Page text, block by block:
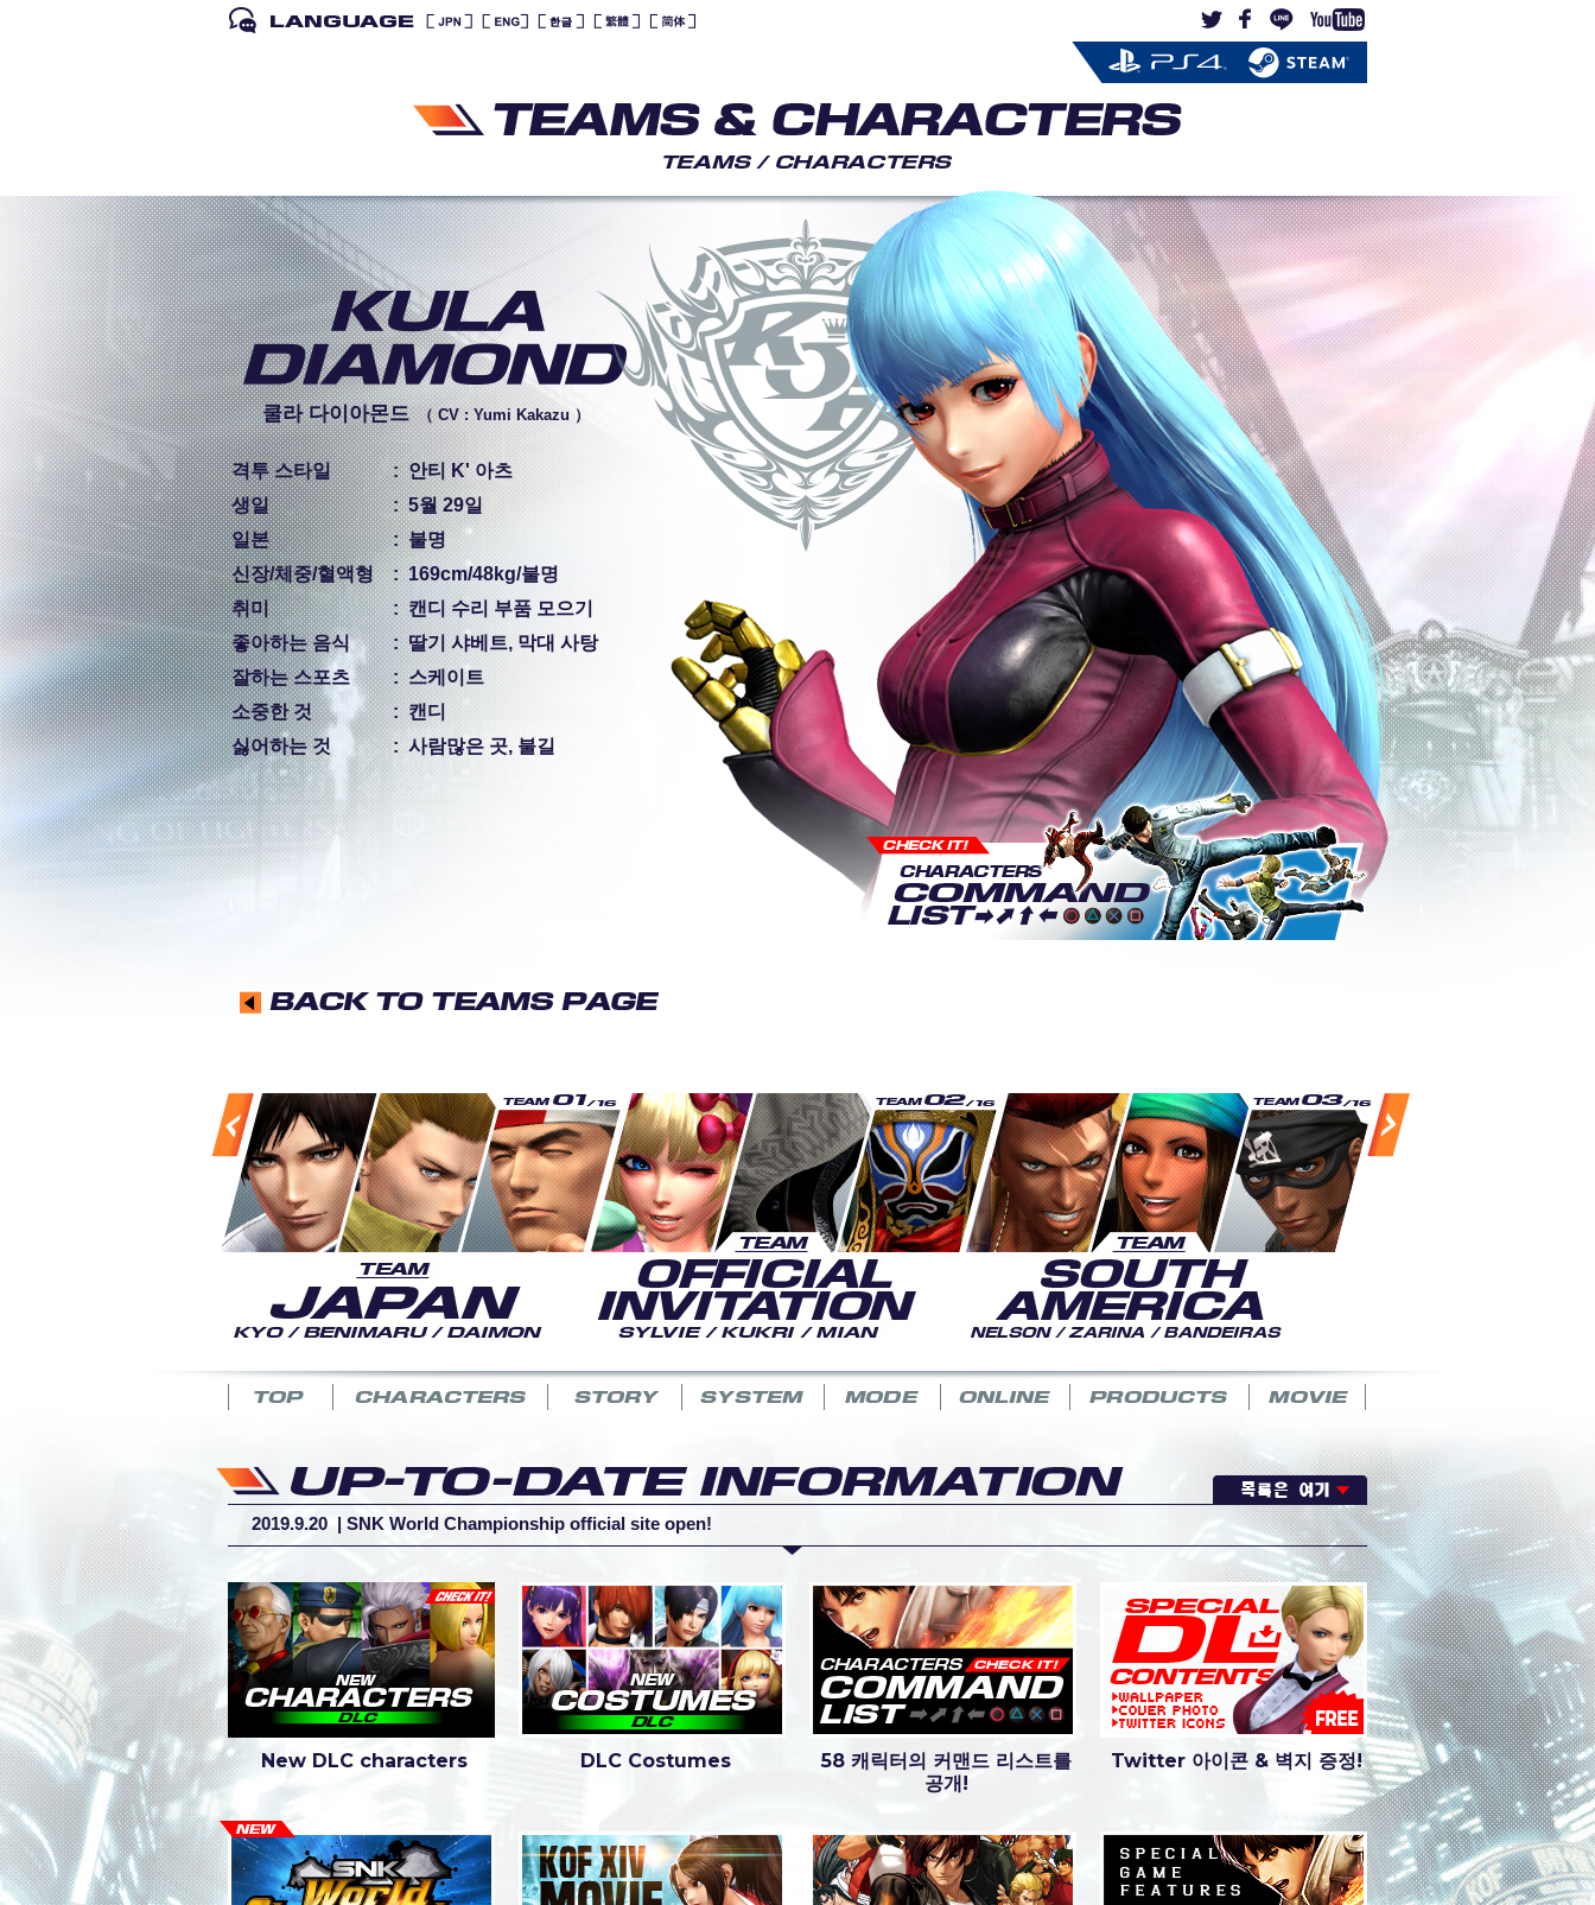
쿨라 다이아몬드 （ CV : Yumi Kakazu ）
격투 스타일 : 안티 K' 아츠
생일
: 5월 29일
일본
: 불명
신장/체중/혈액형
: 169cm/48kg/불명
취미
: 캔디 수리 부품 모으기
좋아하는 음식
: 딸기 샤베트, 막대 사탕
잘하는 스포츠
: 스케이트
소중한 것
: 캔디
싫어하는 것
: 사람많은 곳, 불길
2019.9.20 | SNK World Championship official site open!
2018.4.12|DLC 캐릭터 4종 배포 시작!
2018.3.22|DLC 캐릭터 “나즈드” 배포 발표!
New DLC characters DLC Costumes
58 캐릭터의 커맨드 리스트를
공개!
Twitter 아이콘 & 벽지 증정!